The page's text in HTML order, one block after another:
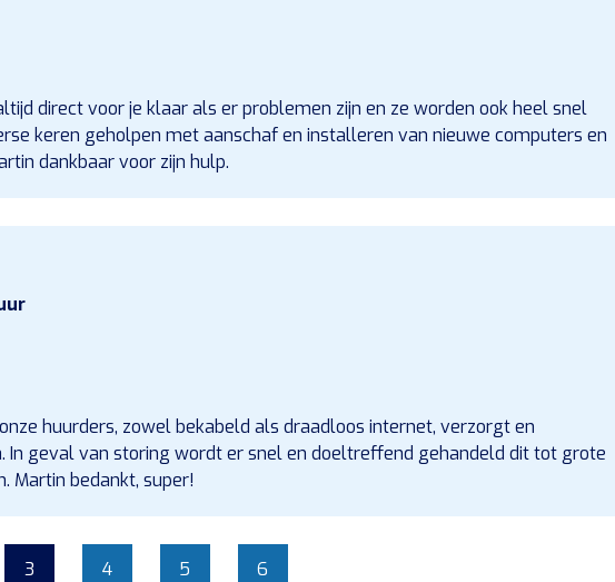
direct voor je klaar als er problemen zijn en ze worden ook heel snel
keren geholpen met aanschaf en installeren van nieuwe computers en
dankbaar voor zijn hulp.
huurders, zowel bekabeld als draadloos internet, verzorgt en
In geval van storing wordt er snel en doeltreffend gehandeld dit tot grote
Martin bedankt, super!
3 4 5 6